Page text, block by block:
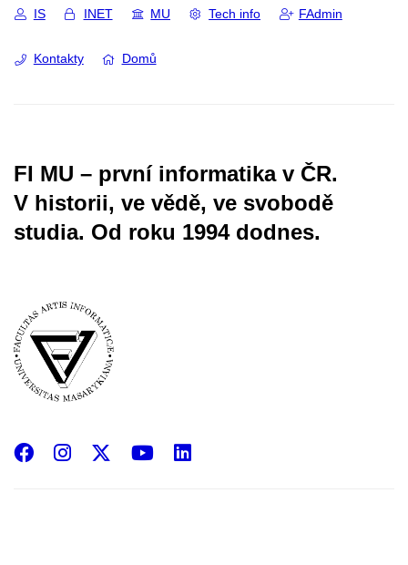
IS INET MU Tech info FAdmin
Kontakty Domů
FI MU – první informatika v ČR.
V historii, ve vědě, ve svobodě
studia. Od roku 1994 dodnes.
Facebook
InstagramYouTube